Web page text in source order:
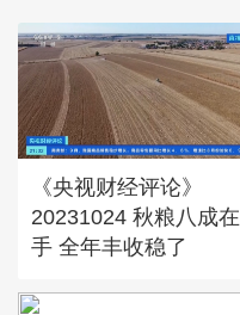
《央视财经评论》
20231024 秋粮八成在
手 全年丰收稳了